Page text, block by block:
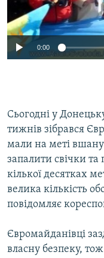
ВІДЕОУРОКИ «ELIFBE»
СВІДЧЕННЯ ОКУПАЦІЇ
УКРАЇНСЬКА
Русский
Qırımtatar
Усі сайти RFE/RL
0:00
Сьогодні у
тижнів зібрався
мали на меті
запалити свічки та
кілької десятках
велика кількість
повідомляє
Євромайданівці
власну безпеку,